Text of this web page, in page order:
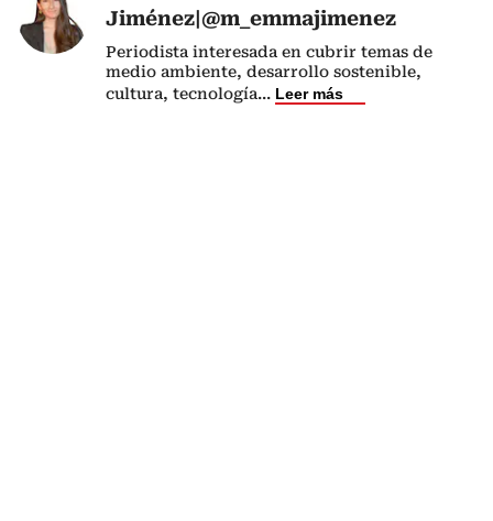
Jiménez|@m_emmajimenez
Periodista interesada en cubrir temas de
medio ambiente, desarrollo sostenible,
cultura, tecnología... Leer más